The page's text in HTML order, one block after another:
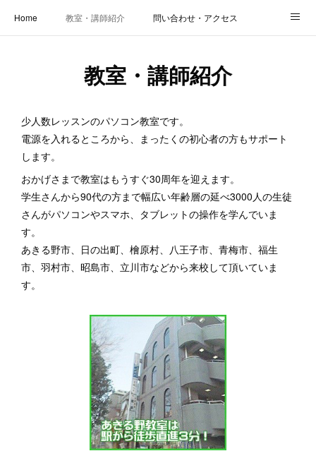
Home 教室・講師紹介 問い合わせ・アクセス
お役立ちブログ | スマホ・パソコン
会社概要
教室・講師紹介
少人数レッスンのパソコン教室です。
電源を入れるところから、まったくの初心者の方もサポート
します。
おかげさまで教室はもうすぐ30周年を迎えます。
学生さんから90代の方まで幅広い年齢層の延べ3000人の生徒
さんがパソコンやスマホ、タブレットの操作を学んでいま
す。
あきる野市、日の出町、檜原村、八王子市、青梅市、福生
市、羽村市、昭島市、立川市などから来校して頂いていま
す。